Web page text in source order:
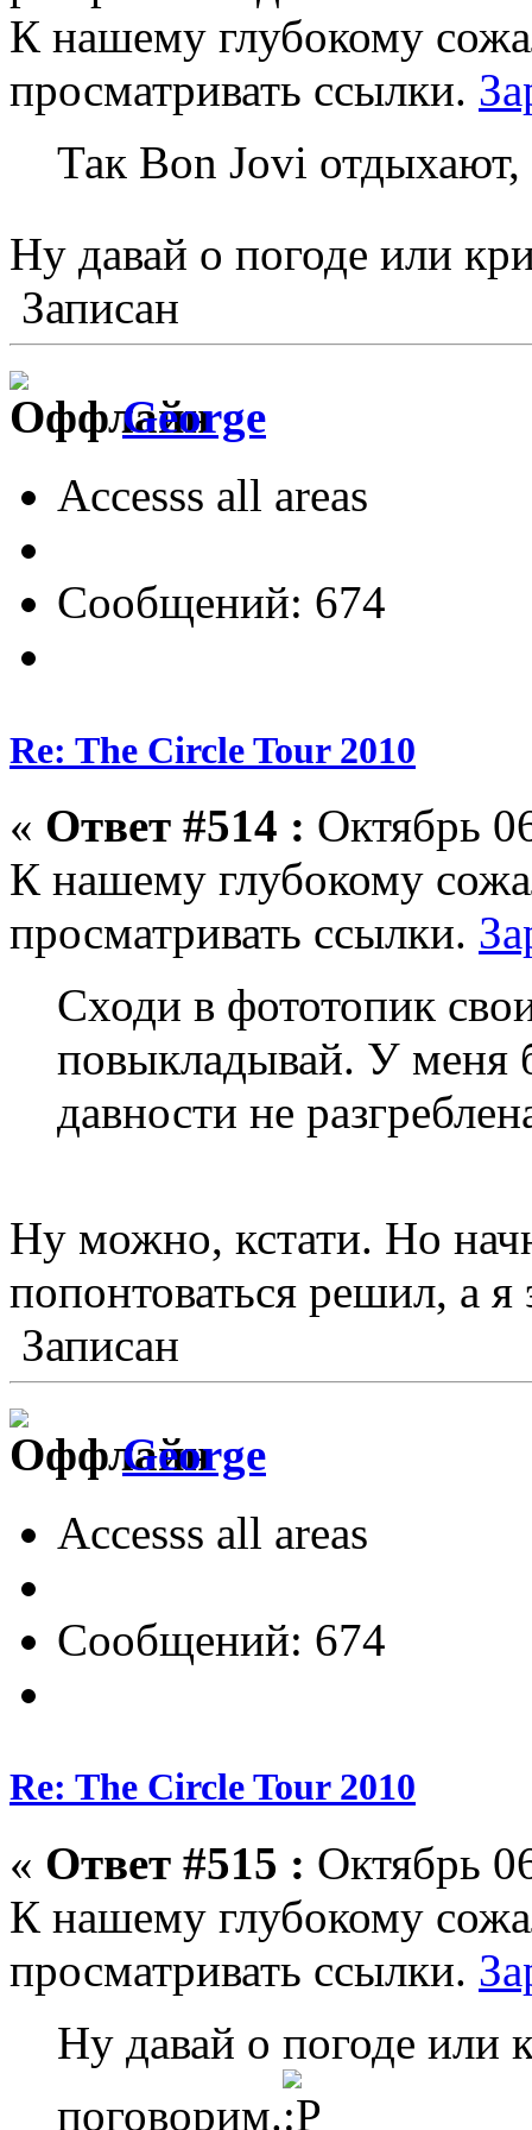
К нашему глубокому
просматривать ссылки.
Так Bon Jovi отдыхают,
Ну давай о погоде или
Записан
George
Accesss all areas
Сообщений: 674
Re: The Circle Tour 2010
« Ответ #514 : Октябрь
К нашему глубокому
просматривать ссылки.
Сходи в фототопик
повыкладывай. У меня
давности не
Ну можно, кстати. Но
попонтоваться решил, а
Записан
George
Accesss all areas
Сообщений: 674
Re: The Circle Tour 2010
« Ответ #515 : Октябрь
К нашему глубокому
просматривать ссылки.
Ну давай о погоде или
поговорим.